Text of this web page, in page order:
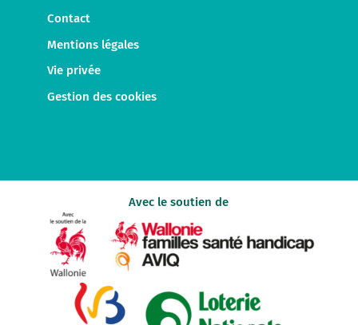
Contact
Mentions légales
Vie privée
Gestion des cookies
Avec le soutien de